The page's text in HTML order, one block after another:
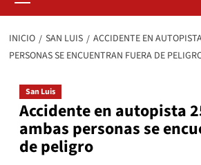
INICIO SAN LUIS
ACCIDENTE EN
PERSONAS SE ENCUENTRAN FUERA DE
San Luis
Accidente en autopista
ambas personas se
de peligro